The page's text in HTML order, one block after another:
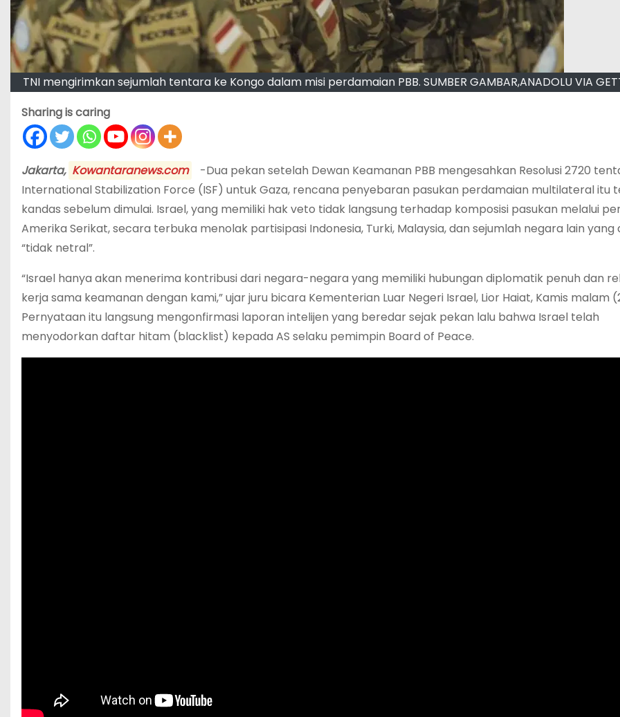
TNI mengirimkan sejumlah tentara ke Kongo dalam misi perdamaian PBB. SUMBER GAMBAR,ANADOLU VIA
Sharing is caring
Jakarta, Kowantaranews.com
-Dua pekan setelah Dewan Keamanan PBB mengesahkan Resolusi 2720
International Stabilization Force (ISF) untuk Gaza, rencana penyebaran pasukan perdamaian multilateral itu
kandas sebelum dimulai. Israel, yang memiliki hak veto tidak langsung terhadap komposisi pasukan melalui
Amerika Serikat, secara terbuka menolak partisipasi Indonesia, Turki, Malaysia, dan sejumlah negara lain yang
“tidak netral”.
“Israel hanya akan menerima kontribusi dari negara-negara yang memiliki hubungan diplomatik penuh dan
kerja sama keamanan dengan kami,” ujar juru bicara Kementerian Luar Negeri Israel, Lior Haiat, Kamis malam
Pernyataan itu langsung mengonfirmasi laporan intelijen yang beredar sejak pekan lalu bahwa Israel telah
menyodorkan daftar hitam (blacklist) kepada AS selaku pemimpin Board of Peace.